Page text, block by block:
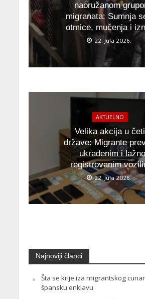
naoružanom
migranata: Sumnja
otmice, mučenja i
22. Jula 2026.
AKTUELNO
Velika akcija u
države: Migrante
ukradenim i lažno
registrovanim
22. Jula 2026.
Najnoviji članci
Šta se krije iza migrantskog
špansku enklavu